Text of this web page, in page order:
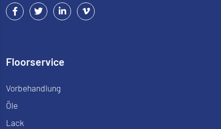
Floorservice
Vorbehandlung
Öle
Lack